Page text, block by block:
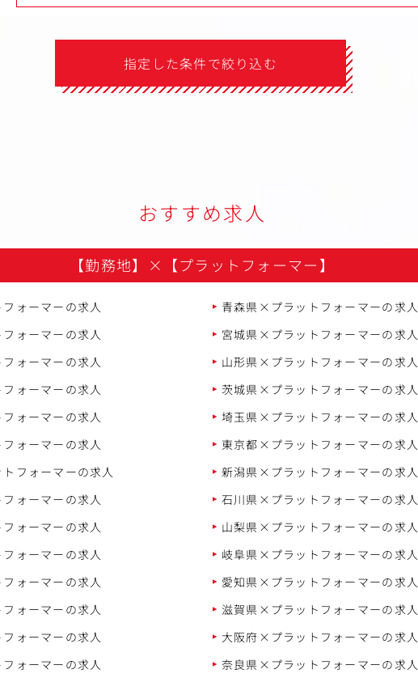
指定した条件で絞り込む
おすすめ求人
【勤務地】 × 【プラットフォーマー】
ォーマーの求人
青森県×プラットフォーマーの求人
ォーマーの求人
宮城県×プラットフォーマーの求人
ォーマーの求人
山形県×プラットフォーマーの求人
ォーマーの求人
茨城県×プラットフォーマーの求人
ォーマーの求人
埼玉県×プラットフォーマーの求人
ォーマーの求人
東京都×プラットフォーマーの求人
フォーマーの求人
新潟県×プラットフォーマーの求人
ォーマーの求人
石川県×プラットフォーマーの求人
ォーマーの求人
山梨県×プラットフォーマーの求人
ォーマーの求人
岐阜県×プラットフォーマーの求人
ォーマーの求人
愛知県×プラットフォーマーの求人
ォーマーの求人
滋賀県×プラットフォーマーの求人
ォーマーの求人
大阪府×プラットフォーマーの求人
ォーマーの求人
奈良県×プラットフォーマーの求人